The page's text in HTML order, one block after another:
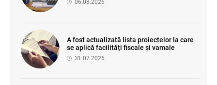
06.08.2026
A fost actualizată lista proiectelor la care
se aplică facilități fiscale și vamale
31.07.2026